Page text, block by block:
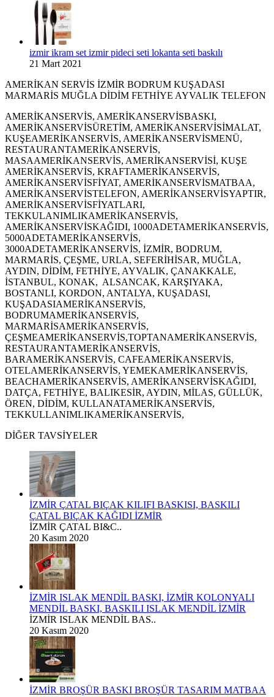
izmir ikram set izmir pideci seti lokanta seti baskılı
21 Mart 2021
AMERİKAN SERVİS İZMİR BODRUM KUŞADASI
MARMARİS MUĞLA DİDİM FETHİYE AYVALIK TELEFON
AMERİKANSERVİS, AMERİKANSERVİSBASKI,
AMERİKANSERVİSÜRETİM, AMERİKANSERVİSİMALAT,
KUŞEAMERİKANSERVİS, AMERİKANSERVİSMENÜ,
RESTAURANTAMERİKANSERVİS,
MASAAMERİKANSERVİS, AMERİKANSERVİSİ, KUŞE
AMERİKANSERVİS, KRAFTAMERİKANSERVİS,
AMERİKANSERVİSFİYAT, AMERİKANSERVİSMATBAA,
AMERİKANSERVİSTELEFON, AMERİKANSERVİSYAPTIR,
AMERİKANSERVİSFİYATLARI,
TEKKULANIMLIKAMERİKANSERVİS,
AMERİKANSERVİSKAĞIDI, 1000ADETAMERİKANSERVİS,
5000ADETAMERİKANSERVİS,
3000ADETAMERİKANSERVİS, İZMİR, BODRUM,
MARMARİS, ÇEŞME, URLA, SEFERİHİSAR, MUĞLA,
AYDIN, DİDİM, FETHİYE, AYVALIK, ÇANAKKALE,
İSTANBUL, KONAK, ALSANCAK, KARŞIYAKA,
BOSTANLI, KORDON, ANTALYA, KUŞADASI,
KUŞADASIAMERİKANSERVİS,
BODRUMAMERİKANSERVİS,
MARMARİSAMERİKANSERVİS,
ÇEŞMEAMERİKANSERVİS,TOPTANAMERİKANSERVİS,
RESTAURANTAMERİKANSERVİS,
BARAMERİKANSERVİS, CAFEAMERİKANSERVİS,
OTELAMERİKANSERVİS, YEMEKAMERİKANSERVİS,
BEACHAMERİKANSERVİS, AMERİKANSERVİSKAĞIDI,
DATÇA, FETHİYE, BALIKESİR, AYDIN, MİLAS, GÜLLÜK,
ÖREN, DİDİM, KULLANATAMERİKANSERVİS,
TEKKULLANIMLIKAMERİKANSERVİS,
DİĞER TAVSİYELER
İZMİR ÇATAL BIÇAK KILIFI BASKISI, BASKILI
ÇATAL BIÇAK KAĞIDI İZMİR
İZMİR ÇATAL BI&C..
20 Kasım 2020
İZMİR ISLAK MENDİL BASKI, İZMİR KOLONYALI
MENDİL BASKI, BASKILI ISLAK MENDİL İZMİR
İZMİR ISLAK MENDİL BAS..
20 Kasım 2020
İZMİR BROŞÜR BASKI BROŞÜR TASARIM MATBAA